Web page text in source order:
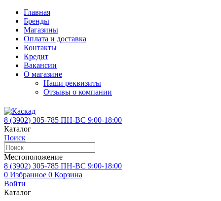
Главная
Бренды
Магазины
Оплата и доставка
Контакты
Кредит
Вакансии
О магазине
Наши реквизиты
Отзывы о компании
8 (3902) 305-785 ПН-ВС 9:00-18:00
Каталог
Поиск
Местоположение
8 (3902) 305-785 ПН-ВС 9:00-18:00
0 Избранное 0 Корзина
Войти
Каталог